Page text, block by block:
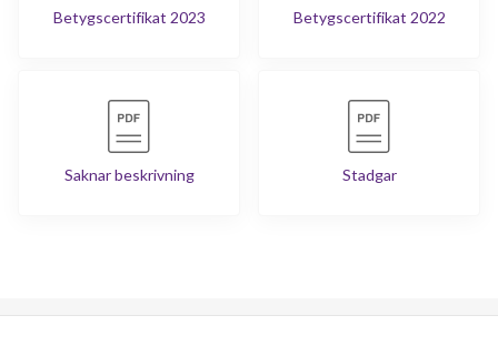
Betygscertifikat 2023 Betygscertifikat 2022
Saknar beskrivning Stadgar